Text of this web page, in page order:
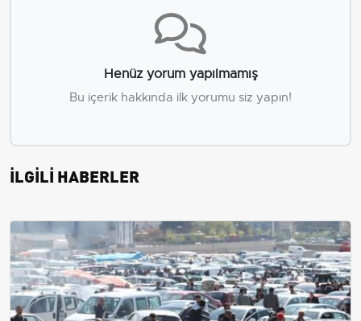
Henüz yorum yapılmamış
Bu içerik hakkında ilk yorumu siz yapın!
İLGİLİ HABERLER